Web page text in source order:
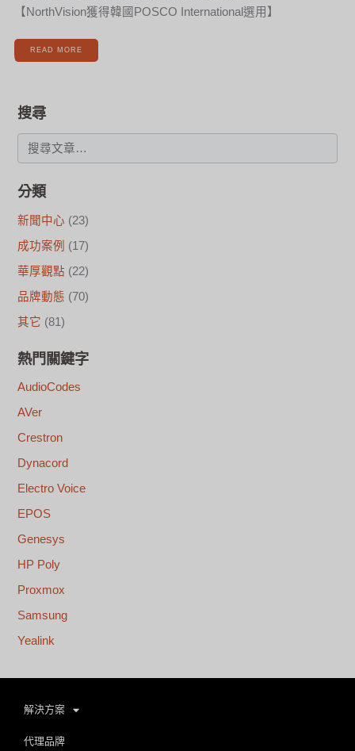
【NorthVision獲得韓國POSCO International選用】
READ MORE
搜尋
分類
新聞中心 (23)
成功案例 (17)
華厚觀點 (22)
品牌動態 (70)
其它 (81)
熱門關鍵字
AudioCodes
AVer
Crestron
Dynacord
Electro Voice
EPOS
Genesys
HP Poly
Proxmox
Samsung
Yealink
解決方案
代理品牌